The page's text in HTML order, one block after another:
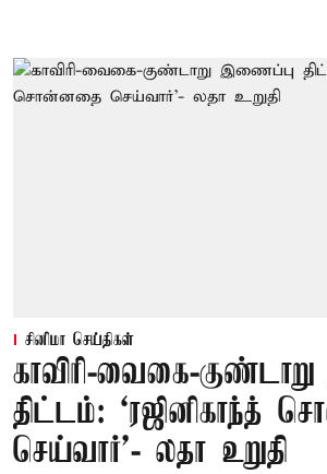
சினிமா செய்திகள்
காவிரி-வைகை-
திட்டம்: ‘ரஜினிகாந்த்
செய்வார்’- லதா உறுதி